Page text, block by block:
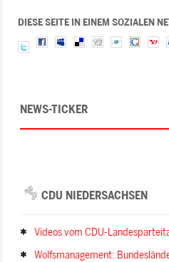
DIESE SEITE IN EINEM SOZIALEN
NEWS-TICKER
CDU NIEDERSACHSEN
Videos vom CDU-
Wolfsmanagement: